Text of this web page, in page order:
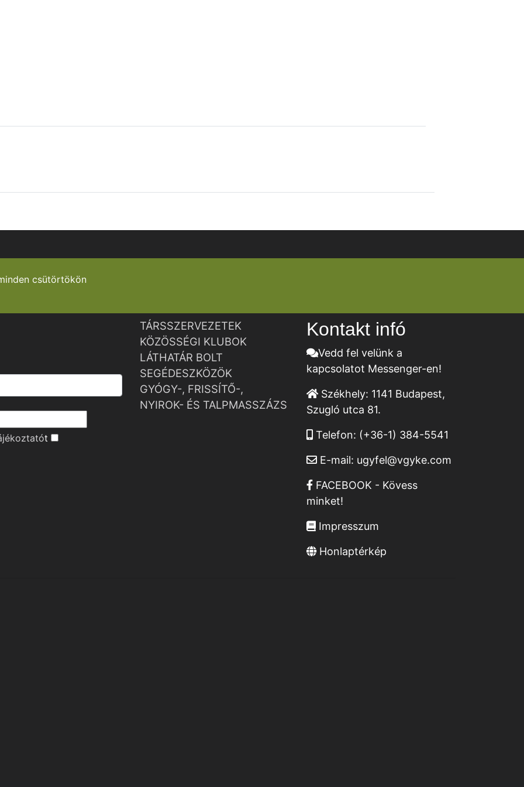
csütörtökön
t
TÁRSSZERVEZETEK
KÖZÖSSÉGI KLUBOK
LÁTHATÁR BOLT
SEGÉDESZKÖZÖK
GYÓGY-, FRISSÍTŐ-,
NYIROK- ÉS TALPMASSZÁZS
Kontakt infó
Vedd fel velünk a
kapcsolatot Messenger-en!
Székhely: 1141 Budapest,
Szugló utca 81.
Telefon: (+36-1) 384-5541
E-mail: ugyfel@vgyke.com
FACEBOOK - Kövess
minket!
Impresszum
Honlaptérkép